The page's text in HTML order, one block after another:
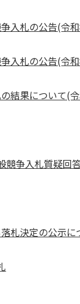
入札の公告(令
入札の公告(令
結果について(
競争入札質疑回
札決定の公示